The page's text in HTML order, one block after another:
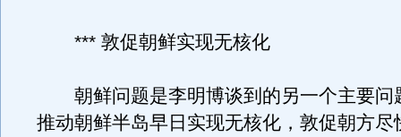
*** 敦促朝鲜实现无核化
朝鲜问题是李明博谈到的另一个主要问
推动朝鲜半岛早日实现无核化，敦促朝方尽